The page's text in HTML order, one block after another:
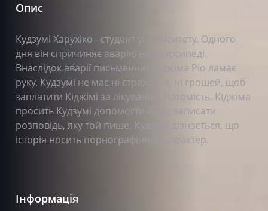
Опис
Кудзумі Харухіко - студент університету. Одного
дня він спричиняє аварію на велосипеді.
Внаслідок аварії письменник Кіджіма Ріо ламає
руку. Кудзумі не має ні страховки, ні грошей, щоб
заплатити Кіджімі за лікування. Натомість, Кіджіма
просить Кудзумі допомогти йому записати
розповідь, яку той пише. Кудзумі дізнається, що
історія носить порнографічний характер.
Інформація